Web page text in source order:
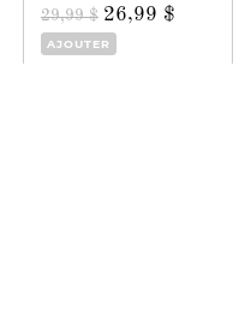
29,99 $ 26,99 $
AJOUTER